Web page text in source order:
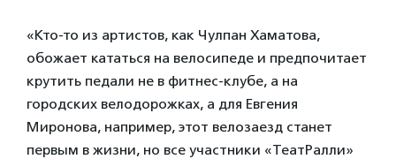
«Кто-то из артистов, как Чулпан Хаматова,
обожает кататься на велосипеде и предпочитает
крутить педали не в фитнес-клубе, а на
городских велодорожках, а для Евгения
Миронова, например, этот велозаезд станет
первым в жизни, но все участники «ТеатРалли»